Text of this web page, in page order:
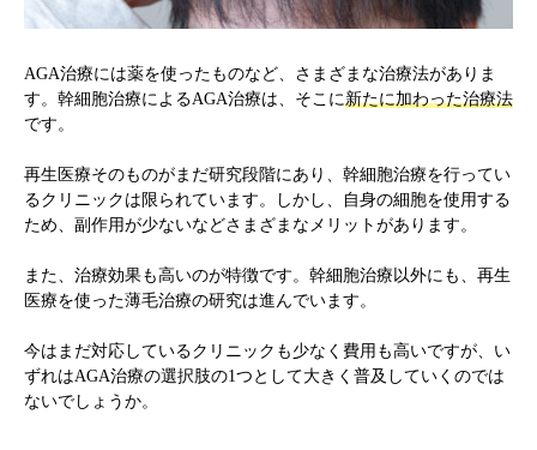
AGA治療には薬を使ったものなど、さまざまな治療法がありま
す。幹細胞治療によるAGA治療は、そこに新たに加わった治療法
です。
再生医療そのものがまだ研究段階にあり、幹細胞治療を行ってい
るクリニックは限られています。しかし、自身の細胞を使用する
ため、副作用が少ないなどさまざまなメリットがあります。
また、治療効果も高いのが特徴です。幹細胞治療以外にも、再生
医療を使った薄毛治療の研究は進んでいます。
今はまだ対応しているクリニックも少なく費用も高いですが、い
ずれはAGA治療の選択肢の1つとして大きく普及していくのでは
ないでしょうか。